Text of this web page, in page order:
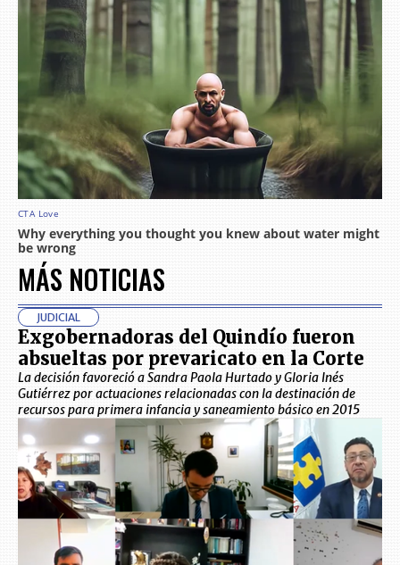
MÁS NOTICIAS
JUDICIAL
Exgobernadoras del Quindío fueron
absueltas por prevaricato en la Corte
La decisión favoreció a Sandra Paola Hurtado y Gloria Inés
Gutiérrez por actuaciones relacionadas con la destinación de
recursos para primera infancia y saneamiento básico en 2015